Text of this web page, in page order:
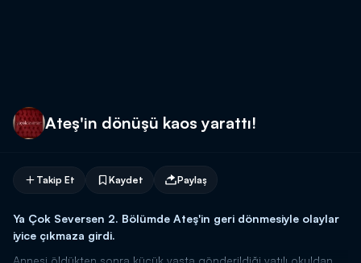
Ateş'in dönüşü kaos yarattı!
Takip Et Kaydet Paylaş
Ya Çok Seversen 2. Bölümde Ateş'in geri dönmesiyle olaylar
iyice çıkmaza girdi.
Annesi öldükten sonra küçük yaşta gönderildiği yatılı okuldan